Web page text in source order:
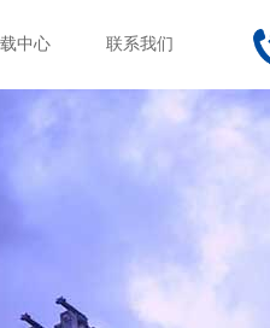
中心 联系我们